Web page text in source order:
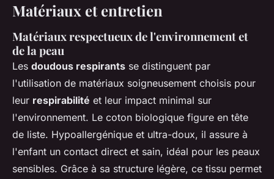
Matériaux et entretien
Matériaux respectueux de l'environnement et
de la peau
Les doudous respirants se distinguent par
l'utilisation de matériaux soigneusement choisis pour
leur respirabilité et leur impact minimal sur
l'environnement. Le coton biologique figure en tête
de liste. Hypoallergénique et ultra-doux, il assure à
l'enfant un contact direct et sain, idéal pour les peaux
sensibles. Grâce à sa structure légère, ce tissu permet